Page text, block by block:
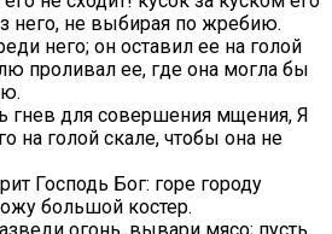
него, не выбирая по жребию.
него; он оставил ее на голой
проливал ее, где она могла бы
гнев для совершения мщения, Я
на голой скале, чтобы она не
Господь Бог: горе городу
большой костер.